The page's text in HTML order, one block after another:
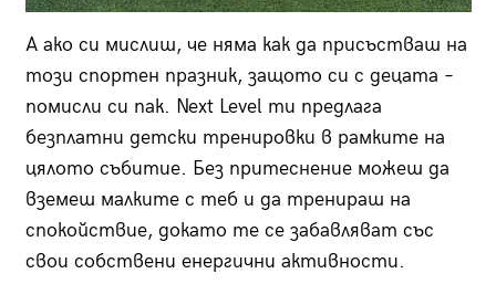
А ако си мислиш, че няма как да присъстваш на
този спортен празник, защото си с децата –
помисли си пак. Next Level ти предлага
безплатни детски тренировки в рамките на
цялото събитие. Без притеснение можеш да
вземеш малките с теб и да тренираш на
спокойствие, докато те се забавляват със
свои собствени енергични активности.